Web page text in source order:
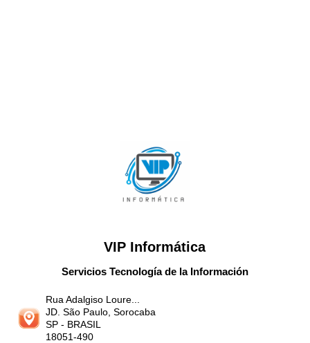
VIP Informática
Servicios Tecnología de la Información
Rua Adalgiso Loure...
JD. São Paulo, Sorocaba
SP - BRASIL
18051-490